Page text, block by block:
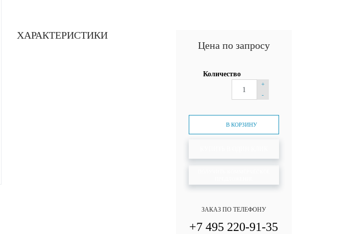
ХАРАКТЕРИСТИКИ
Цена по запросу
Количество
+
-
В КОРЗИНУ
ЗАКАЗ ПО ТЕЛЕФОНУ
+7 495 220-91-35